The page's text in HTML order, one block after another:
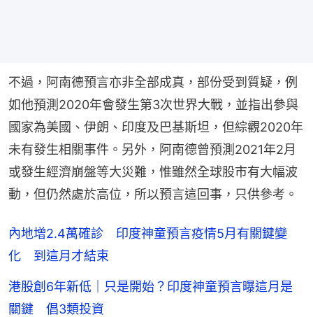
不過，阿南德預言亦非全部成真，部份受到質疑，例
如他預測2020年會發生第3次世界大戰，並指出參與
國家為美國、伊朗、印度及巴基斯坦，但綜觀2020年
未有發生相關事件。另外，阿南德曾預測2021年2月
或發生經濟崩盤等大災難，惟雖然全球股市有大幅波
動，但仍然處於高位，所以預言這回事，只供參考。
內地增2.4萬確診 印度神童預言疫情5月有關鍵變
化 到這月才結束
港股創6年新低｜只是開始？印度神童預言曝這月是
關鍵 倡3類投資